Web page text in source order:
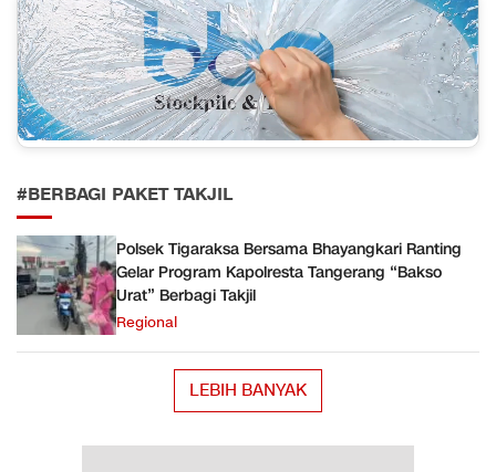
#BERBAGI PAKET TAKJIL
Polsek Tigaraksa Bersama Bhayangkari Ranting
Gelar Program Kapolresta Tangerang “Bakso
Urat” Berbagi Takjil
Regional
LEBIH BANYAK